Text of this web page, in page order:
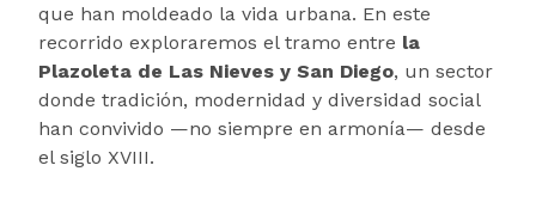
que han moldeado la vida urbana. En este
recorrido exploraremos el tramo entre la
Plazoleta de Las Nieves y San Diego, un sector
donde tradición, modernidad y diversidad social
han convivido —no siempre en armonía— desde
el siglo XVIII.